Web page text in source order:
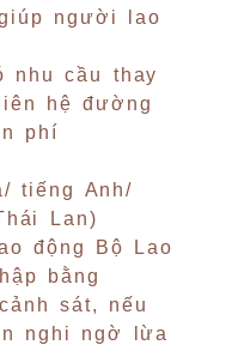
người lao
nhu cầu thay
hệ đường
phí
tiếng Anh/
Lan)
động Bộ Lao
bằng
sát, nếu
nghi ngờ lừa